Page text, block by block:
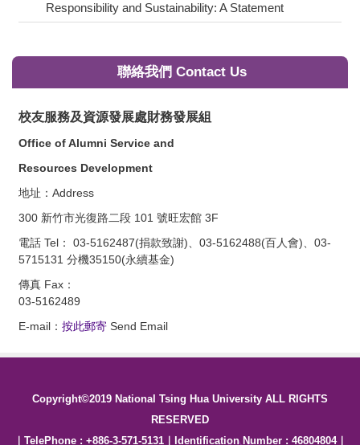
Responsibility and Sustainability: A Statement
聯絡我們 Contact Us
校友服務及資源發展處財務發展組
Office of Alumni Service and
Resources Development
地址：Address
300 新竹市光復路二段 101 號旺宏館 3F
電話 Tel： 03-5162487(捐款致謝)、03-5162488(百人會)、03-
5715131 分機35150(永續基金)
傳真 Fax：
03-5162489
E-mail： 按此郵寄 Send Email
Copyright©2019 National Tsing Hua University ALL RIGHTS
RESERVED
｜TelePhone : +886‐3‐571‐5131｜Identification Number : 46804804｜